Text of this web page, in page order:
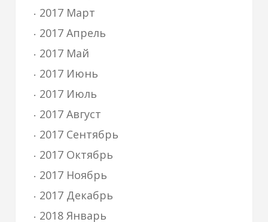
2017 Март
2017 Апрель
2017 Май
2017 Июнь
2017 Июль
2017 Август
2017 Сентябрь
2017 Октябрь
2017 Ноябрь
2017 Декабрь
2018 Январь